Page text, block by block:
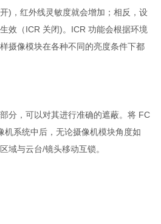
)，红外线灵敏度就会增加；相反，设
效（ICR 关闭)。ICR 功能会根据环境
摄像模块在各种不同的亮度条件下都
分，可以对其进行准确的遮蔽。将 FC
机系统中后，无论摄像机模块角度如
域与云台/镜头移动互锁。